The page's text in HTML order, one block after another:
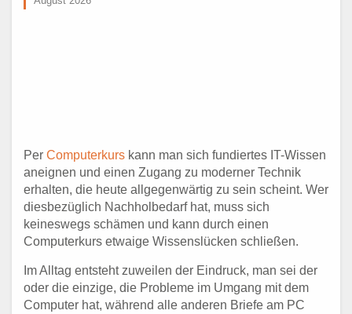
Per Computerkurs kann man sich fundiertes IT-Wissen
aneignen und einen Zugang zu moderner Technik
erhalten, die heute allgegenwärtig zu sein scheint. Wer
diesbezüglich Nachholbedarf hat, muss sich
keineswegs schämen und kann durch einen
Computerkurs etwaige Wissenslücken schließen.
Im Alltag entsteht zuweilen der Eindruck, man sei der
oder die einzige, die Probleme im Umgang mit dem
Computer hat, während alle anderen Briefe am PC